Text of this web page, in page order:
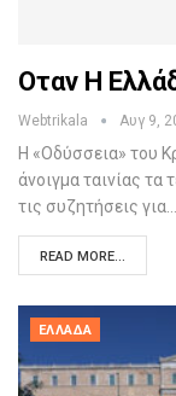
Οταν Η
Webtrikala Αυγ 9,
Η «Οδύσσεια» του
άνοιγμα ταινίας τα
τις συζητήσεις για…
READ MORE...
ΕΛΛΆΔΑ